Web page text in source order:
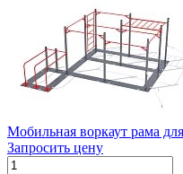
Мобильная воркаут рама
Запросить цену